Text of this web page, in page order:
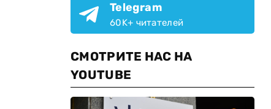
Telegram
60K+ читателей
СМОТРИТЕ НАС НА
YOUTUBE